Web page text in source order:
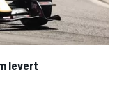
levert